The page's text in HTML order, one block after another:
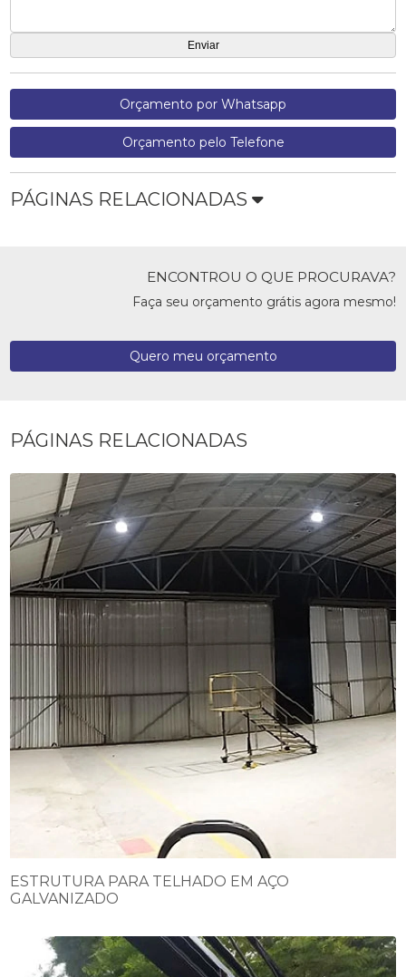
Orçamento por Whatsapp
Orçamento pelo Telefone
PÁGINAS RELACIONADAS
ENCONTROU O QUE PROCURAVA?
Faça seu orçamento grátis agora mesmo!
Quero meu orçamento
PÁGINAS RELACIONADAS
ESTRUTURA PARA TELHADO EM AÇO
GALVANIZADO